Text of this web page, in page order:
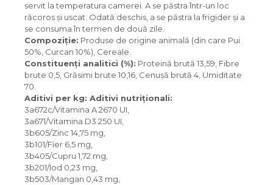
servit la temperatura camerei. A se păstra într-un loc
răcoros și uscat. Odată deschis, a se păstra la frigider și a
se consuma în termen de două zile.
Compoziție: Produse de origine animală (din care Pui
50%, Curcan 10%), Cereale.
Constituenți analitici (%): Proteină brută 13,59, Fibre
brute 0,5, Grăsimi brute 10,16, Cenușă brută 4, Umiditate
70.
Aditivi per kg: Aditivi nutriționali:
3a672c/Vitamina A 2670 UI,
3a671/Vitamina D3 250 UI,
3b605/Zinc 14,75 mg,
3b101/Fier 6,5 mg,
3b405/Cupru 1,72 mg,
3b201/Iod 0,23 mg,
3b503/Mangan 0,43 mg,